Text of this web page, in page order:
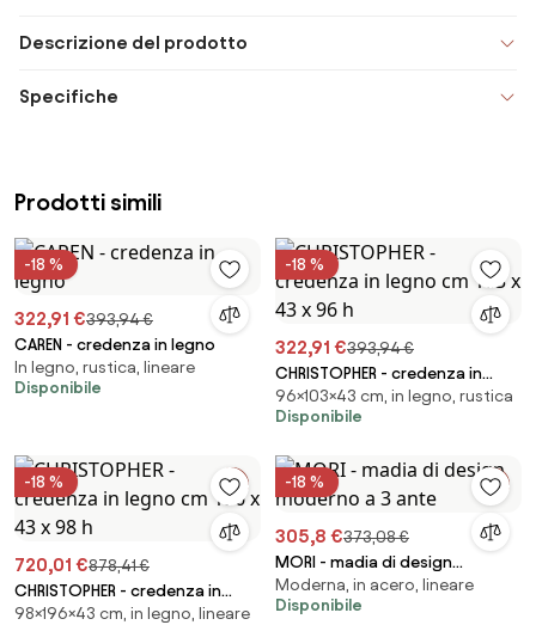
Descrizione del prodotto
Specifiche
Prodotti simili
-18 %
322,91 €393,94 €
CAREN - credenza in legno
In legno, rustica, lineare
Disponibile
-18 %
322,91 €393,94 €
CHRISTOPHER - credenza in
legno cm 103 x 43 x 96 h
96×103×43 cm, in legno, rustica
Disponibile
-18 %
720,01 €878,41 €
CHRISTOPHER - credenza in
legno cm 196 x 43 x 98 h
98×196×43 cm, in legno, lineare
-18 %
305,8 €373,08 €
MORI - madia di design
moderno a 3 ante
Moderna, in acero, lineare
Disponibile